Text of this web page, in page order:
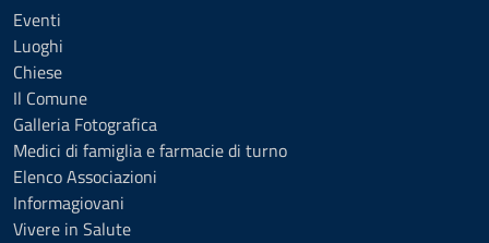
Eventi
Luoghi
Chiese
Il Comune
Galleria Fotografica
Medici di famiglia e farmacie di turno
Elenco Associazioni
Informagiovani
Vivere in Salute